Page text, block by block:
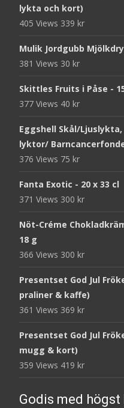
lykta och kort)
405 Views 339 kr
Mulik Jordgubb
381 Views 30 kr
Skittles Fruits i Påse -
377 Views 40 kr
Eggshell Skål/Ljuslykta,
lyktor/
376 Views 75 kr
Fanta Exotic - 20 x 33 cl
371 Views 300 kr
Nöt-Créme
18 g
366 Views 300 kr
Presentset God Jul
praliner & kaffe)
361 Views 369 kr
Presentset God Jul
mugg & kort)
359 Views 419 kr
Godis med högst